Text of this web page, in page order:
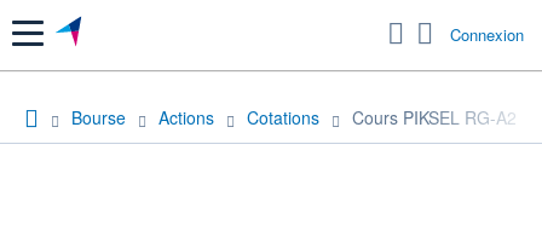
Menu Connexion
Bourse Actions Cotations Cours PIKSEL RG-A2